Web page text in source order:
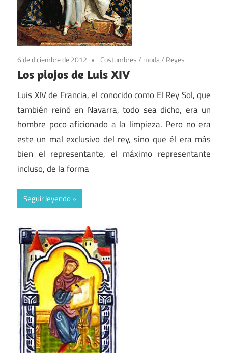
6 de diciembre de 2012 Costumbres/ moda/ Reyes
Los piojos de Luis XIV
Luis XIV de Francia, el conocido como El Rey Sol, que
también reinó en Navarra, todo sea dicho, era un
hombre poco aficionado a la limpieza. Pero no era
este un mal exclusivo del rey, sino que él era más
bien el representante, el máximo representante
incluso, de la forma
Seguir leyendo